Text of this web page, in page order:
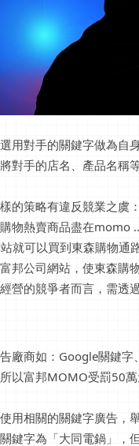
用對手的關鍵字做為自
對手的店名、產品名稱
的策略有違反競業之
物熱賣商品盡在
就可以買到東森購物通
邦公司網站，使東森購
營的競爭者而言，需透
廠商如：Google關鍵
以富邦MOMO受罰50
用相關的關鍵字廣告，
鍵字為「大同電鍋」